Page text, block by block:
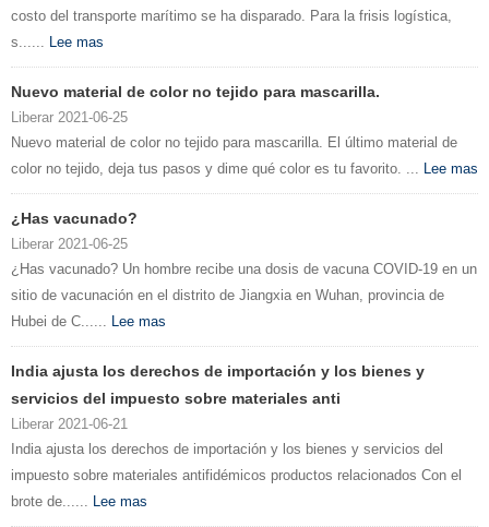
costo del transporte marítimo se ha disparado. Para la frisis logística,
s...... Lee mas
Nuevo material de color no tejido para mascarilla.
Liberar 2021-06-25
Nuevo material de color no tejido para mascarilla. El último material de
color no tejido, deja tus pasos y dime qué color es tu favorito. ... Lee mas
¿Has vacunado?
Liberar 2021-06-25
¿Has vacunado? Un hombre recibe una dosis de vacuna COVID-19 en un
sitio de vacunación en el distrito de Jiangxia en Wuhan, provincia de
Hubei de C...... Lee mas
India ajusta los derechos de importación y los bienes y
servicios del impuesto sobre materiales anti
Liberar 2021-06-21
India ajusta los derechos de importación y los bienes y servicios del
impuesto sobre materiales antifidémicos productos relacionados Con el
brote de...... Lee mas